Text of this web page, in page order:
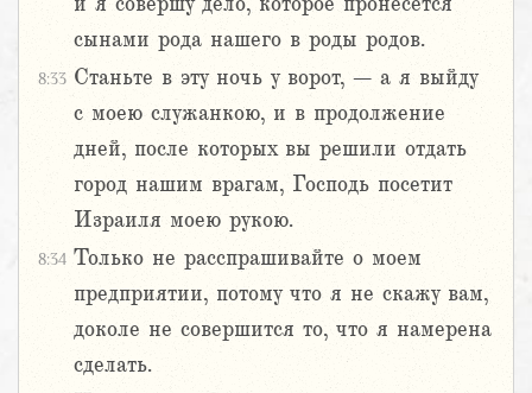
сынами рода нашего в роды родов.
8:33 Станьте в эту ночь у ворот, – а я выйду
с моею служанкою, и в продолжение
дней, после которых вы решили отдать
город нашим врагам, Господь посетит
Израиля моею рукою.
8:34 Только не расспрашивайте о моем
предприятии, потому что я не скажу вам,
доколе не совершится то, что я намерена
сделать.